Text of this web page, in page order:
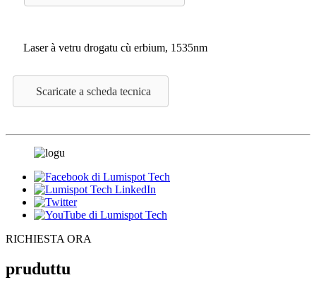
Laser à vetru drogatu cù erbium, 1535nm
Scaricate a scheda tecnica
RICHIESTA ORA
pruduttu